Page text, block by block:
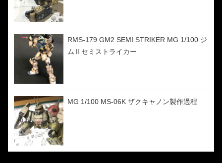
RMS-179 GM2 SEMI STRIKER MG 1/100 ジ
ムⅡセミストライカー
MG 1/100 MS-06K ザクキャノン製作過程